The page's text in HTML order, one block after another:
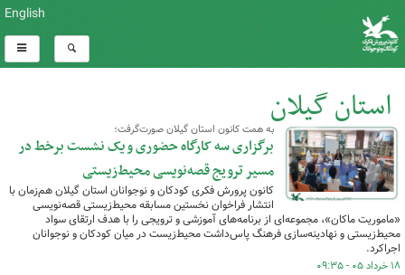
English
استان گیلان
کل اخبار:878
به همت کانون استان گیلان صورت‌گرفت؛
برگزاری سه کارگاه حضوری و یک نشست برخط در
مسیر ترویج قصه‌نویسی محیط‌زیستی
کانون پرورش فکری کودکان و نوجوانان استان گیلان هم‌زمان با
انتشار فراخوان نخستین مسابقه محیط‌زیستی قصه‌نویسی
«ماموریت ماکان»، مجموعه‌ای از برنامه‌های آموزشی و ترویجی را با هدف ارتقای سواد
محیط‌زیستی و نهادینه‌سازی فرهنگ پاس‌داشت محیط‌زیست در میان کودکان و نوجوانان
اجراکرد.
۱۸ خرداد ۰۵ - ۰۹:۳۵